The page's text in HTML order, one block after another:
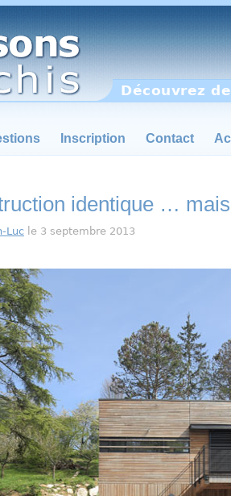
Découvrez
Inscription Contact
identique …
Luc le 3 septembre 2013